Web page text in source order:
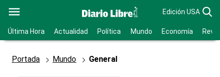
Edición USA
Última Hora Actualidad Política Mundo Economía
Portada Mundo General